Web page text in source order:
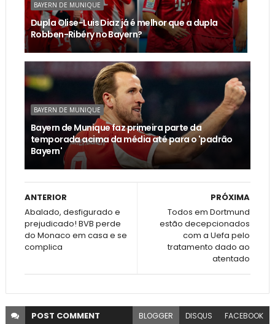
BAYERN DE MUNIQUE
Dupla Olise-Luis Diaz já é melhor que a dupla
Robben-Ribéry no Bayern?
BAYERN DE MUNIQUE
Bayern de Munique faz primeira parte da
temporada acima da média até para o 'padrão
Bayern'
PRÓXIMA
Todos em Dortmund
estão decepcionados
com a Uefa pelo
tratamento dado ao
atentado
ANTERIOR
Abalado, desfigurado e
prejudicado! BVB perde
do Monaco em casa e se
complica
POST COMMENT BLOGGER DISQUS FACEBOOK